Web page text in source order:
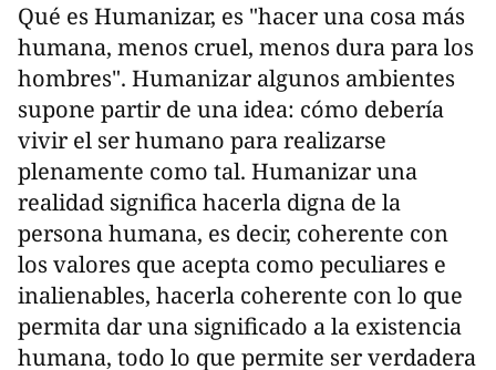
Qué es Humanizar, es "hacer una cosa más
humana, menos cruel, menos dura para los
hombres". Humanizar algunos ambientes
supone partir de una idea: cómo debería
vivir el ser humano para realizarse
plenamente como tal. Humanizar una
realidad significa hacerla digna de la
persona humana, es decir, coherente con
los valores que acepta como peculiares e
inalienables, hacerla coherente con lo que
permita dar una significado a la existencia
humana, todo lo que permite ser verdadera